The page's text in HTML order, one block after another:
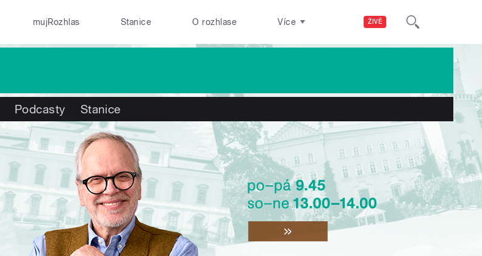
ŽIVĚ
mujRozhlas Stanice O rozhlase Více
Podcasty Stanice